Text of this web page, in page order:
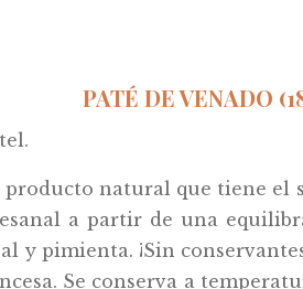
PATÉ DE VENADO
producto natural que tiene el
a partir de una
y pimienta. ¡Sin
Se conserva a